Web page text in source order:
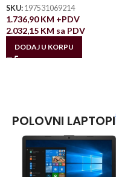
SKU: 197531069214
1.736,90KM +PDV
2.032,15 KM sa PDV
DODAJ U KORPU
POLOVNI LAPTOPI